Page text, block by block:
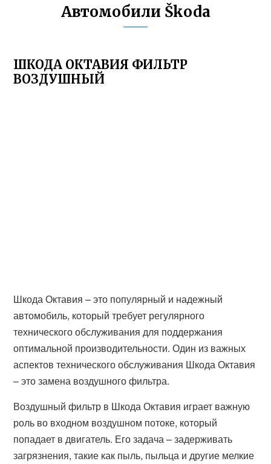
Автомобили Škoda
ШКОДА ОКТАВИЯ ФИЛЬТР
ВОЗДУШНЫЙ
Шкода Октавия – это популярный и надежный
автомобиль, который требует регулярного
технического обслуживания для поддержания
оптимальной производительности. Один из важных
аспектов технического обслуживания Шкода Октавия
– это замена воздушного фильтра.
Воздушный фильтр в Шкода Октавия играет важную
роль во входном воздушном потоке, который
попадает в двигатель. Его задача – задерживать
загрязнения, такие как пыль, пыльца и другие мелкие